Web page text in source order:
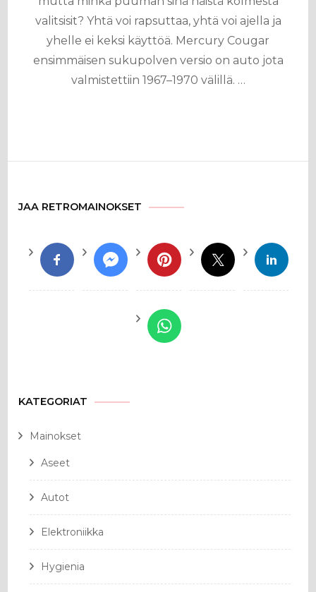
valitsisit? Yhtä voi rapsuttaa, yhtä voi ajella ja
yhelle ei keksi käyttöä. Mercury Cougar
ensimmäisen sukupolven versio on auto jota
valmistettiin 1967–1970 välillä. …
JAA RETROMAINOKSET
KATEGORIAT
Mainokset
Aseet
Autot
Elektroniikka
Hygienia